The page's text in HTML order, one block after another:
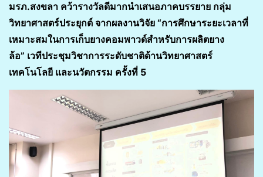
มรภ.สงขลา คว้ารางวัลดีมากนำเสนอภาคบรรยาย กลุ่ม
วิทยาศาสตร์ประยุกต์ จากผลงานวิจัย “การศึกษาระยะเวลาที่
เหมาะสมในการเก็บยางคอมพาวด์สำหรับการผลิตยาง
ล้อ” เวทีประชุมวิชาการระดับชาติด้านวิทยาศาสตร์
เทคโนโลยี และนวัตกรรม ครั้งที่ 5